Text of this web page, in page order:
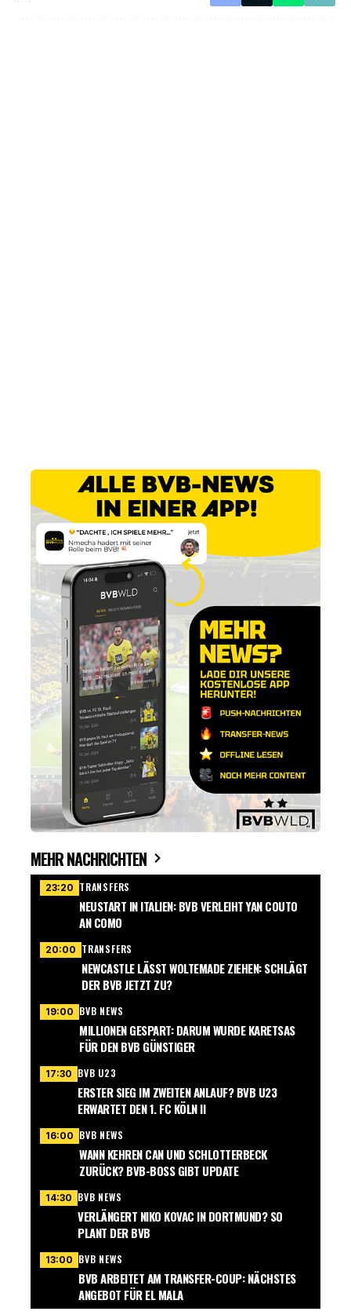
MEHR NACHRICHTEN
23:20 TRANSFERS
NEUSTART IN ITALIEN: BVB VERLEIHT YAN COUTO
AN COMO
20:00 TRANSFERS
NEWCASTLE LÄSST WOLTEMADE ZIEHEN: SCHLÄGT
DER BVB JETZT ZU?
19:00 BVB NEWS
MILLIONEN GESPART: DARUM WURDE KARETSAS
FÜR DEN BVB GÜNSTIGER
17:30 BVB U23
ERSTER SIEG IM ZWEITEN ANLAUF? BVB U23
ERWARTET DEN 1. FC KÖLN II
16:00 BVB NEWS
WANN KEHREN CAN UND SCHLOTTERBECK
ZURÜCK? BVB-BOSS GIBT UPDATE
14:30 BVB NEWS
VERLÄNGERT NIKO KOVAC IN DORTMUND? SO
PLANT DER BVB
13:00 BVB NEWS
BVB ARBEITET AM TRANSFER-COUP: NÄCHSTES
ANGEBOT FÜR EL MALA